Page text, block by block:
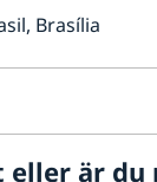
Brasília
eller är du